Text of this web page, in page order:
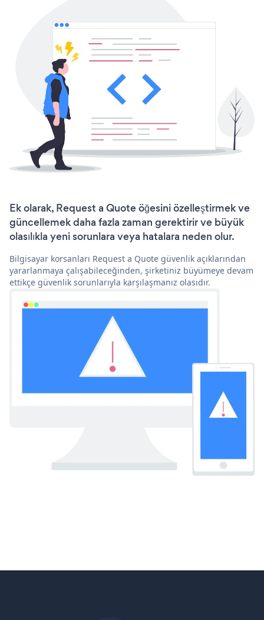
Ek olarak, Request a Quote öğesini özelleştirmek ve
güncellemek daha fazla zaman gerektirir ve büyük
olasılıkla yeni sorunlara veya hatalara neden olur.
Bilgisayar korsanları Request a Quote güvenlik açıklarından
yararlanmaya çalışabileceğinden, şirketiniz büyümeye devam
ettikçe güvenlik sorunlarıyla karşılaşmanız olasıdır.